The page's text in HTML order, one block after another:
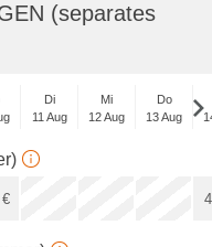
(separates
Di
11 Aug
Mi
12 Aug
Do
13 Aug
€